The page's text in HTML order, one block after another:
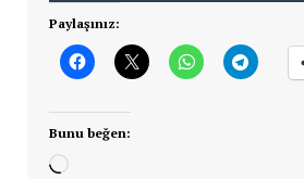
Paylaşınız:
Bunu beğen:
Yükleniyor...